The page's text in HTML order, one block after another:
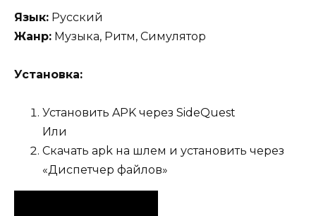
Язык: Русский
Жанр: Музыка, Ритм, Симулятор
Установка:
Установить APK через SideQuest
Или
Скачать apk на шлем и установить через
«Диспетчер файлов»